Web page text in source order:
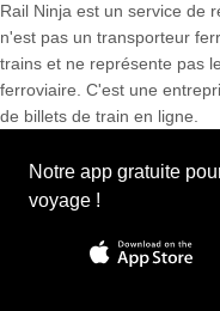
Rail Ninja est un service de
n'est pas un transporteur
trains et ne représente pas
ferroviaire. C'est une
de billets de train en ligne.
Notre app gratuite
voyage !